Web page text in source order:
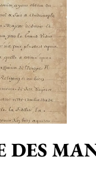
DES